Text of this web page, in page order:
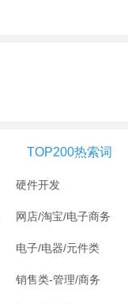
TOP200热索词
硬件开发
网店/淘宝/电子商务
电子/电器/元件类
销售类-管理/商务